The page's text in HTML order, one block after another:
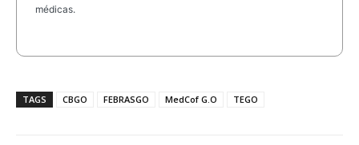
médicas.
TAGS CBGO FEBRASGO MedCof G.O TEGO